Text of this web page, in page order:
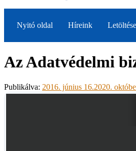
Nyitó oldal Híreink
Az Adatvédelmi
Publikálva: 2016. június 16.2020.